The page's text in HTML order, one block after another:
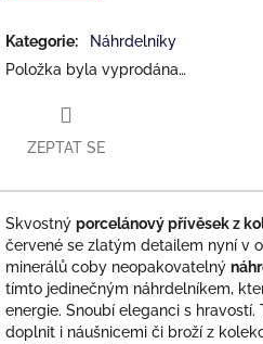
Kategorie:
Náhrdelníky
Položka byla vyprodána…
ZEPTAT SE
Skvostný porcelánový přívěsek z
červené se zlatým detailem nyní v
minerálů coby neopakovatelný
tímto jedinečným náhrdelníkem,
energie. Snoubí eleganci s
doplnit i náušnicemi či broží z